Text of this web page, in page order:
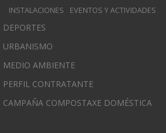
INSTALACIONES EVENTOS Y ACTIVIDADES
DEPORTES
URBANISMO
MEDIO AMBIENTE
PERFIL CONTRATANTE
CAMPAÑA COMPOSTAXE DOMÉSTICA